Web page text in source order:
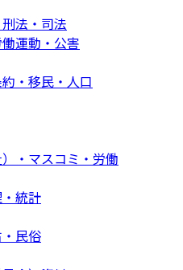
法・司法
運動・公害
・移民・人口
・マスコミ・労働
統計
民俗